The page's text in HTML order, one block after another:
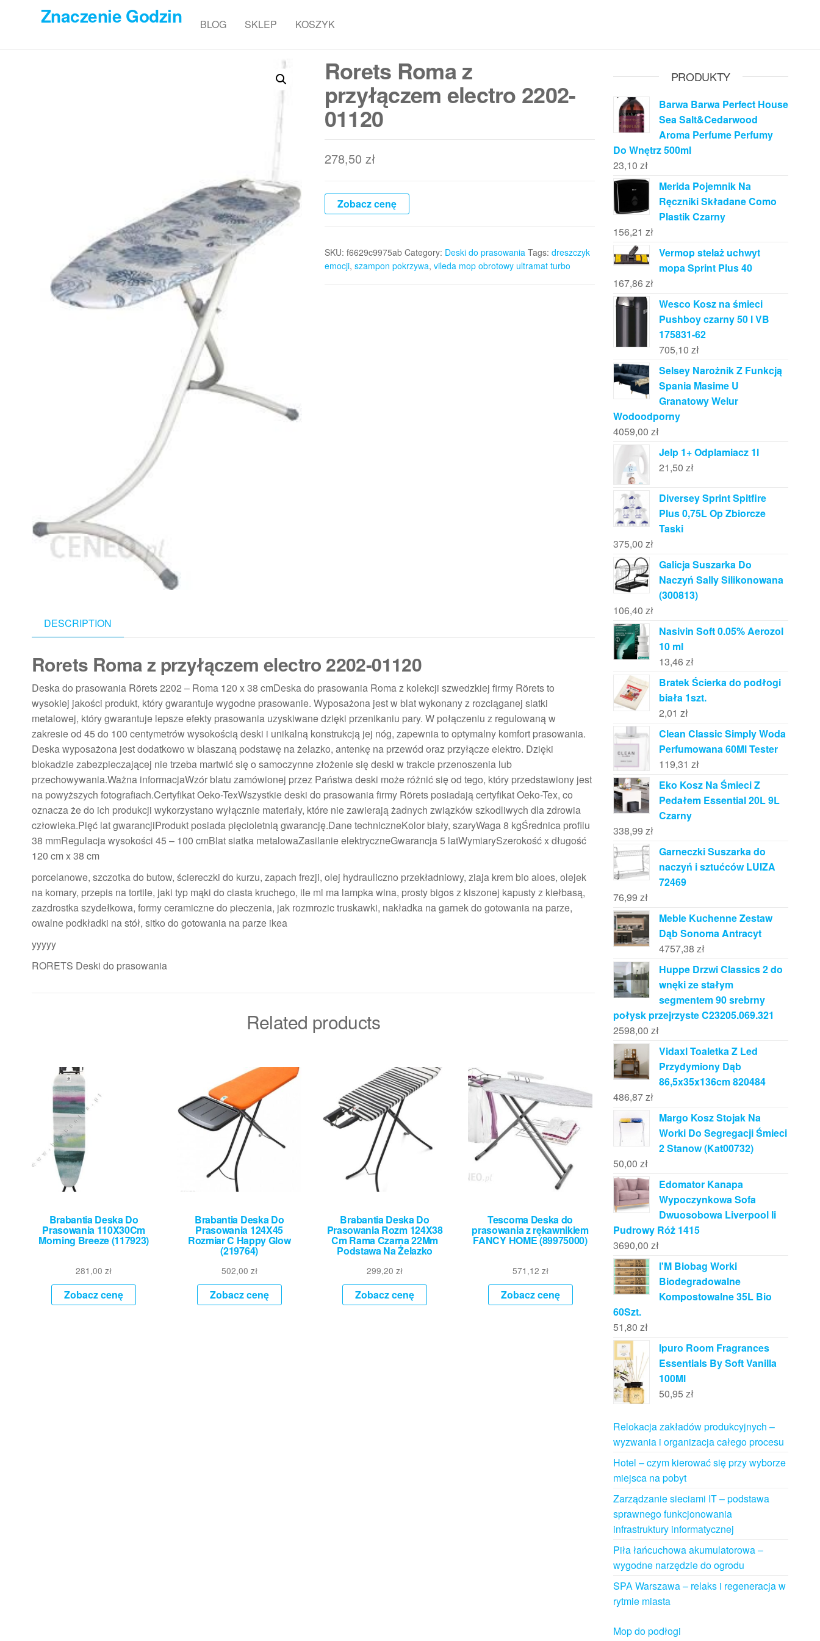
Znaczenie Godzin BLOG SKLEP KOSZYK
Rorets Roma z
przyłączem electro 2202-
01120
278,50 zł
Zobacz cenę
SKU: f6629c9975ab Category: Deski do prasowania Tags: dreszczyk
emocji, szampon pokrzywa, vileda mop obrotowy ultramat turbo
DESCRIPTION
Rorets Roma z przyłączem electro 2202-01120
Deska do prasowania Rörets 2202 – Roma 120 x 38 cmDeska do prasowania Roma z kolekcji szwedzkiej firmy Rörets to
wysokiej jakości produkt, który gwarantuje wygodne prasowanie. Wyposażona jest w blat wykonany z rozciąganej siatki
metalowej, który gwarantuje lepsze efekty prasowania uzyskiwane dzięki przenikaniu pary. W połączeniu z regulowaną w
zakresie od 45 do 100 centymetrów wysokością deski i unikalną konstrukcją jej nóg, zapewnia to optymalny komfort prasowania.
Deska wyposażona jest dodatkowo w blaszaną podstawę na żelazko, antenkę na przewód oraz przyłącze elektro. Dzięki
blokadzie zabezpieczającej nie trzeba martwić się o samoczynne złożenie się deski w trakcie przenoszenia lub
przechowywania.Ważna informacjaWzór blatu zamówionej przez Państwa deski może różnić się od tego, który przedstawiony jest
na powyższych fotografiach.Certyfikat Oeko-TexWszystkie deski do prasowania firmy Rörets posiadają certyfikat Oeko-Tex, co
oznacza że do ich produkcji wykorzystano wyłącznie materiały, które nie zawierają żadnych związków szkodliwych dla zdrowia
człowieka.Pięć lat gwarancjiProdukt posiada pięcioletnią gwarancję.Dane techniczneKolor biały, szaryWaga 8 kgŚrednica profilu
38 mmRegulacja wysokości 45 – 100 cmBlat siatka metalowaZasilanie elektryczneGwarancja 5 latWymiarySzerokość x długość
120 cm x 38 cm
porcelanowe, szczotka do butow, ściereczki do kurzu, zapach frezji, olej hydrauliczno przekładniowy, ziaja krem bio aloes, olejek
na komary, przepis na tortile, jaki typ mąki do ciasta kruchego, ile ml ma lampka wina, prosty bigos z kiszonej kapusty z kiełbasą,
zazdrostka szydełkowa, formy ceramiczne do pieczenia, jak rozmrozic truskawki, nakładka na garnek do gotowania na parze,
owalne podkładki na stół, sitko do gotowania na parze ikea
yyyyy
RORETS Deski do prasowania
Related products
Brabantia Deska Do
Prasowania 110X30Cm
Morning Breeze (117923)
281,00zł
Zobacz cenę
Brabantia Deska Do
Prasowania 124X45
Rozmiar C Happy Glow
(219764)
502,00 zł
Zobacz cenę
Brabantia Deska Do
Prasowania Rozm 124X38
Cm Rama Czarna 22Mm
Podstawa Na Żelazko
299,20zł
Zobacz cenę
Tescoma Deska do
prasowania z rękawnikiem
FANCY HOME (89975000)
571,12 zł
Zobacz cenę
PRODUKTY
Barwa Barwa Perfect House
Sea Salt&Cedarwood
Aroma Perfume Perfumy
Do Wnętrz 500ml
23,10 zł
Merida Pojemnik Na
Ręczniki Składane Como
Plastik Czarny
156,21 zł
Vermop stelaż uchwyt
mopa Sprint Plus 40
167,86 zł
Wesco Kosz na śmieci
Pushboy czarny 50 l VB
175831-62
705,10 zł
Selsey Narożnik Z Funkcją
Spania Masime U
Granatowy Welur
Wodoodporny
4059,00 zł
Jelp 1+ Odplamiacz 1l
21,50 zł
Diversey Sprint Spitfire
Plus 0,75L Op Zbiorcze
Taski
375,00 zł
Galicja Suszarka Do
Naczyń Sally Silikonowana
(300813)
106,40 zł
Nasivin Soft 0.05% Aerozol
10 ml
13,46 zł
Bratek Ścierka do podłogi
biała 1szt.
2,01 zł
Clean Classic Simply Woda
Perfumowana 60Ml Tester
119,31 zł
Eko Kosz Na Śmieci Z
Pedałem Essential 20L 9L
Czarny
338,99 zł
Garneczki Suszarka do
naczyń i sztućców LUIZA
72469
76,99 zł
Meble Kuchenne Zestaw
Dąb Sonoma Antracyt
4757,38 zł
Huppe Drzwi Classics 2 do
wnęki ze stałym
segmentem 90 srebrny
połysk przejrzyste C23205.069.321
2598,00 zł
Vidaxl Toaletka Z Led
Przydymiony Dąb
86,5x35x136cm 820484
486,87zł
Margo Kosz Stojak Na
Worki Do Segregacji Śmieci
2 Stanow (Kat00732)
50,00 zł
Edomator Kanapa
Wypoczynkowa Sofa
Dwuosobowa Liverpool Ii
Pudrowy Róż 1415
3690,00 zł
I'M Biobag Worki
Biodegradowalne
Kompostowalne 35L Bio
60Szt.
51,80 zł
Ipuro Room Fragrances
Essentials By Soft Vanilla
100Ml
50,95 zł
Relokacja zakładów produkcyjnych –
wyzwania i organizacja całego procesu
Hotel – czym kierować się przy wyborze
miejsca na pobyt
Zarządzanie sieciami IT – podstawa
sprawnego funkcjonowania
infrastruktury informatycznej
Piła łańcuchowa akumulatorowa –
wygodne narzędzie do ogrodu
SPA Warszawa – relaks i regeneracja w
rytmie miasta
Mop do podłogi